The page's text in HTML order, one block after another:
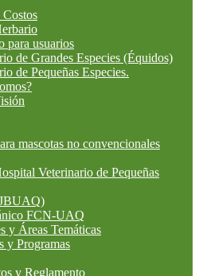
para usuarios
de Grandes Especies (Équidos)
de Pequeñas Especies.
mascotas no convencionales
Veterinario de Pequeñas
FCN-UAQ
y Áreas Temáticas
y Programas
y Reglamento